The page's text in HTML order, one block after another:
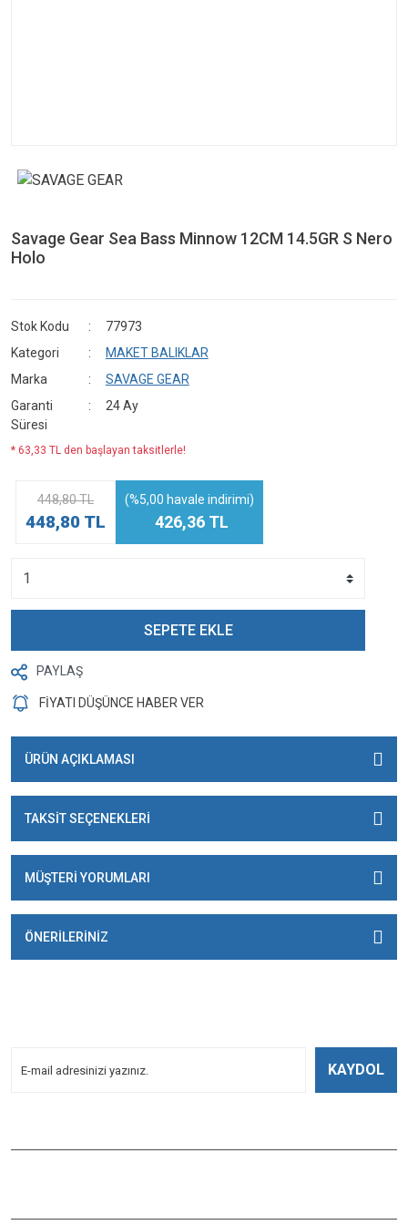
Savage Gear Sea Bass Minnow 12CM 14.5GR S Nero
Holo
Stok Kodu
77973
Kategori
MAKET BALIKLAR
Marka
SAVAGE GEAR
Garanti
Süresi
24 Ay
* 63,33 TL den başlayan taksitlerle!
448,80 TL
448,80 TL
(%5,00 havale indirimi)
426,36 TL
SEPETE EKLE
PAYLAŞ
FİYATI DÜŞÜNCE HABER VER
ÜRÜN AÇIKLAMASI
TAKSİT SEÇENEKLERİ
MÜŞTERİ YORUMLARI
ÖNERİLERİNİZ
KAYDOL